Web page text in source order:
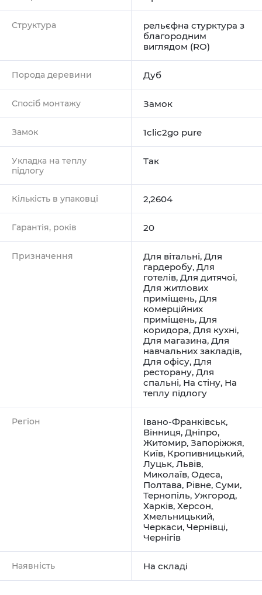
Структура
рельєфна стурктура з
благородним
виглядом (RO)
Порода деревини Дуб
Спосіб монтажу Замок
Замок 1clic2go pure
Укладка на теплу
підлогу
Так
Кількість в упаковці 2,2604
Гарантія, років 20
Призначення Для вітальні, Для
гардеробу, Для
готелів, Для дитячої,
Для житлових
приміщень, Для
комерційних
приміщень, Для
коридора, Для кухні,
Для магазина, Для
навчальних закладів,
Для офісу, Для
ресторану, Для
спальні, На стіну, На
теплу підлогу
Регіон Івано-Франківськ,
Вінниця, Дніпро,
Житомир, Запоріжжя,
Київ, Кропивницький,
Луцьк, Львів,
Миколаїв, Одеса,
Полтава, Рівне, Суми,
Тернопіль, Ужгород,
Харків, Херсон,
Хмельницький,
Черкаси, Чернівці,
Чернігів
Наявність На складі